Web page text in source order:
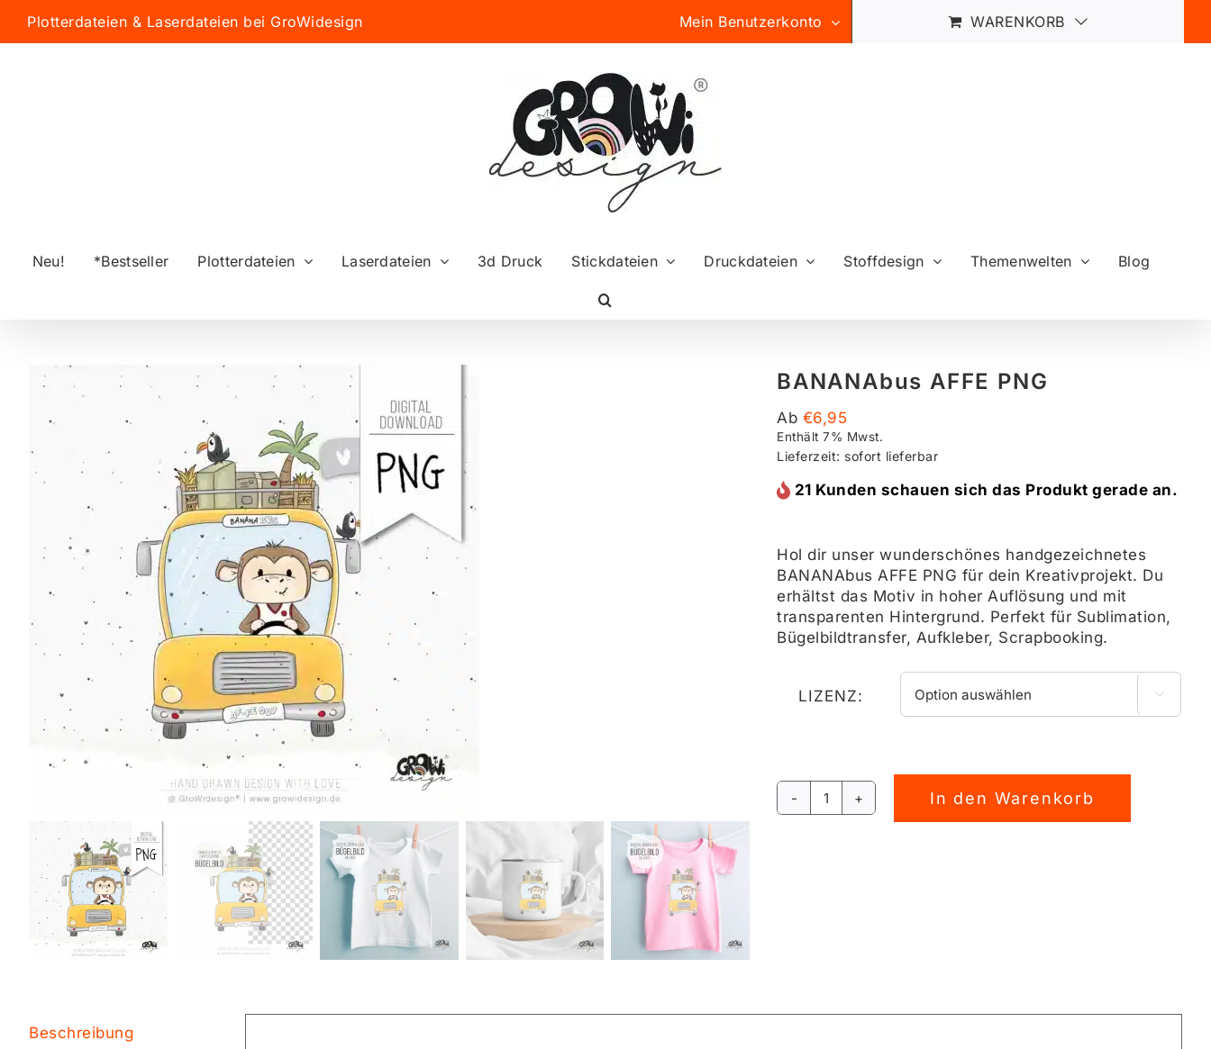
InhaltPlotterdateien & Laserdateien bei GroWidesign Mein Benutzerkonto WARENKORB
Neu! *Bestseller Plotterdateien Laserdateien 3d Druck Stickdateien Druckdateien Stoffdesign Themenwelten Blog
BANANAbus AFFE PNG
Ab €6,95
Enthält 7% Mwst.
Lieferzeit: sofort lieferbar
21 Kunden schauen sich das Produkt gerade an.
Hol dir unser wunderschönes handgezeichnetes
BANANAbus AFFE PNG für dein Kreativprojekt. Du
erhältst das Motiv in hoher Auflösung und mit
transparenten Hintergrund. Perfekt für Sublimation,
Bügelbildtransfer, Aufkleber, Scrapbooking.
LIZENZ: 
BANANAbus
In den Warenkorb
Beschreibung